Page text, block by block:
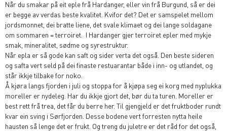
Når du smakar på eit eple frå Hardanger, eller vin frå Burgund, så er dei
er begge av verdas beste kvalitet. Kvifor det? Det er samspelet mellom
jordsmonnet, dei bratte liene, det svale klimaet og dei lange soldagane
om sommaren = terroiret. I Hardanger gjer terroiret epler med mykje
smak, mineralitet, sødme og syrestruktur.
Når epla er så gode kan saft og sider verta det også. Den beste sideren
og safta vert seld på dei finaste restuarantar både i inn- og utlandet, og
står ikkje tilbake for noko.
Å kjøra langs fjorden i juli og stoppa for å kjøpa seg ei korg med nyplukka
moreller er nydeleg. Har du ikkje gjort det, bør du ta turen. Moreller er
best rett frå trea, det får du berre her. Til gjengjeld er det fruktboder rundt
kvar ein sving i Sørfjorden. Desse bodene vert forresten nytta heile
hausten så lenge det er frukt. Og treng du juletre er det råd for det også,